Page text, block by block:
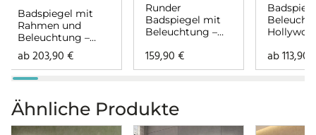
Badspiegel mit
Rahmen und
Beleuchtung –
Hollywood links
rechts
ab203,90€
Runder
Badspiegel mit
Beleuchtung –
159,90€ ab113,90
Ähnliche Produkte